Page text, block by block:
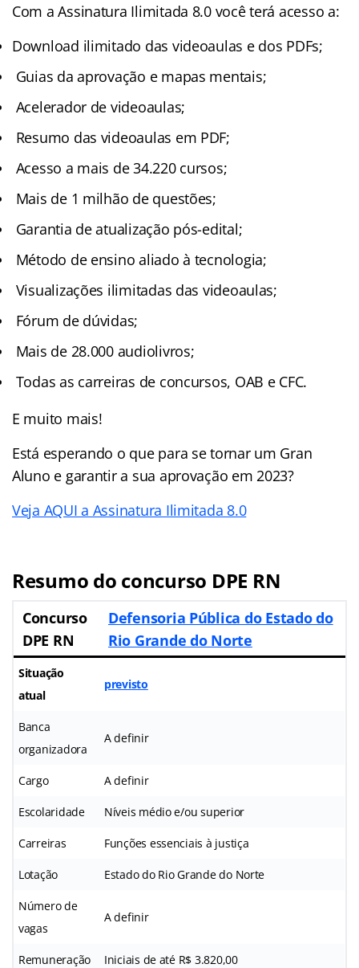
Com a Assinatura Ilimitada 8.0 você terá acesso a:
Download ilimitado das videoaulas e dos PDFs;
Guias da aprovação e mapas mentais;
Acelerador de videoaulas;
Resumo das videoaulas em PDF;
Acesso a mais de 34.220 cursos;
Mais de 1 milhão de questões;
Garantia de atualização pós-edital;
Método de ensino aliado à tecnologia;
Visualizações ilimitadas das videoaulas;
Fórum de dúvidas;
Mais de 28.000 audiolivros;
Todas as carreiras de concursos, OAB e CFC.
E muito mais!
Está esperando o que para se tornar um Gran
Aluno e garantir a sua aprovação em 2023?
Veja AQUI a Assinatura Ilimitada 8.0
Resumo do concurso DPE RN
Concurso
DPE RN
Defensoria Pública do Estado do
Rio Grande do Norte
Situação
atual
previsto
Banca
organizadora
A definir
Cargo A definir
Escolaridade Níveis médio e/ou superior
Carreiras Funções essenciais à justiça
Lotação Estado do Rio Grande do Norte
Número de
vagas
A definir
Remuneração Iniciais de até R$ 3.820,00